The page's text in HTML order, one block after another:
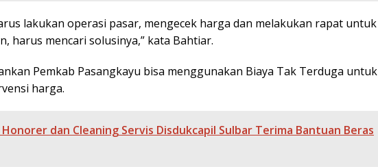
lakukan operasi pasar, mengecek harga dan melakukan rapat untuk
harus mencari solusinya,” kata Bahtiar.
Pemkab Pasangkayu bisa menggunakan Biaya Tak Terduga untuk
harga.
Honorer dan Cleaning Servis Disdukcapil Sulbar Terima Bantuan Beras